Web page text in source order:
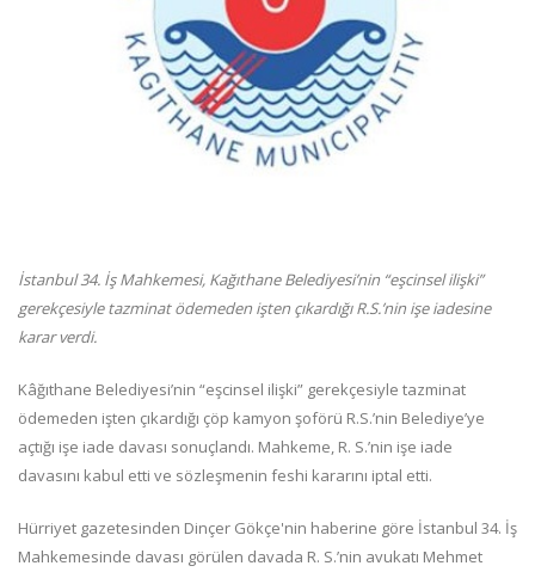
İstanbul 34. İş Mahkemesi, Kağıthane Belediyesi’nin “eşcinsel ilişki”
gerekçesiyle tazminat ödemeden işten çıkardığı R.S.’nin işe iadesine
karar verdi.
Kâğıthane Belediyesi’nin “eşcinsel ilişki” gerekçesiyle tazminat
ödemeden işten çıkardığı çöp kamyon şoförü R.S.’nin Belediye’ye
açtığı işe iade davası sonuçlandı. Mahkeme, R. S.’nin işe iade
davasını kabul etti ve sözleşmenin feshi kararını iptal etti.
Hürriyet gazetesinden Dinçer Gökçe'nin haberine göre İstanbul 34. İş
Mahkemesinde davası görülen davada R. S.’nin avukatı Mehmet